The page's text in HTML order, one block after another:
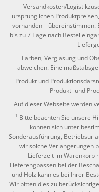
Versandkosten/
ursprünglichen
vorhanden – übereinstimmen.
bis zu 7 Tage nach
Farben, Verglasung und
abweichen. Eine
Produkt und
Produkt- und
Auf dieser Webseite werden
1 Bitte beachten Sie unsere
können sich unter
Sonderausführung,
wir solche Verlängerungen
Lieferzeit im Warenkorb
Lieferengpässen bei der
und Holz kann es bei Ihrer
Wir bitten dies zu